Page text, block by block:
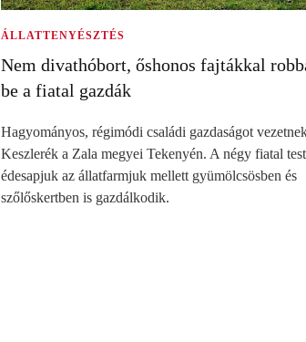
ÁLLATTENYÉSZTÉS
Nem divathóbort, őshonos fajtákkal
be a fiatal gazdák
Hagyományos, régimódi családi gazdaságot
Keszlerék a Zala megyei Tekenyén. A négy fiatal
édesapjuk az állatfarmjuk mellett gyümölcsösben és
szőlőskertben is gazdálkodik.